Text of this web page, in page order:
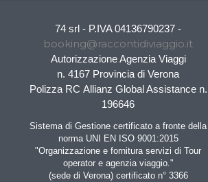
74 srl - P.IVA 04136790237 -
booking@raccontidiviaggio.it
Autorizzazione Agenzia Viaggi
n. 4167 Provincia di Verona
Polizza RC Allianz Global Assistance n.
196646
Sistema di Gestione certificato a fronte della
norma UNI EN ISO 9001:2015
"Organizzazione e fornitura servizi di Tour
operator e agenzia viaggio."
(sede di Verona) certificato n° 3366